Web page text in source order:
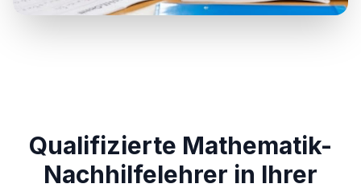
Qualifizierte Mathematik-
Nachhilfelehrer in Ihrer